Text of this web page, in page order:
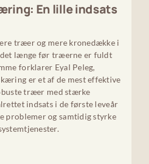
En lille indsats
træer og mere kronedække i
længe før træerne er fuldt
forklarer Eyal Peleg,
er et af de mest effektive
træer med stærke
indsats i de første leveår
problemer og samtidig styrke